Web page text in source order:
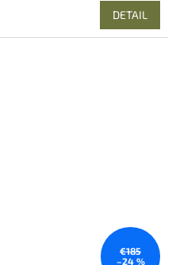
DETAIL
€185
–24 %